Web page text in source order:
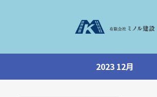
2023 12月